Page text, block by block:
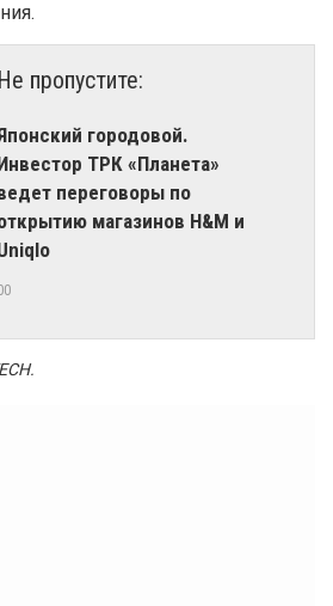
Не пропустите:
городовой.
ТРК «Планета»
переговоры по
магазинов H&M и
.